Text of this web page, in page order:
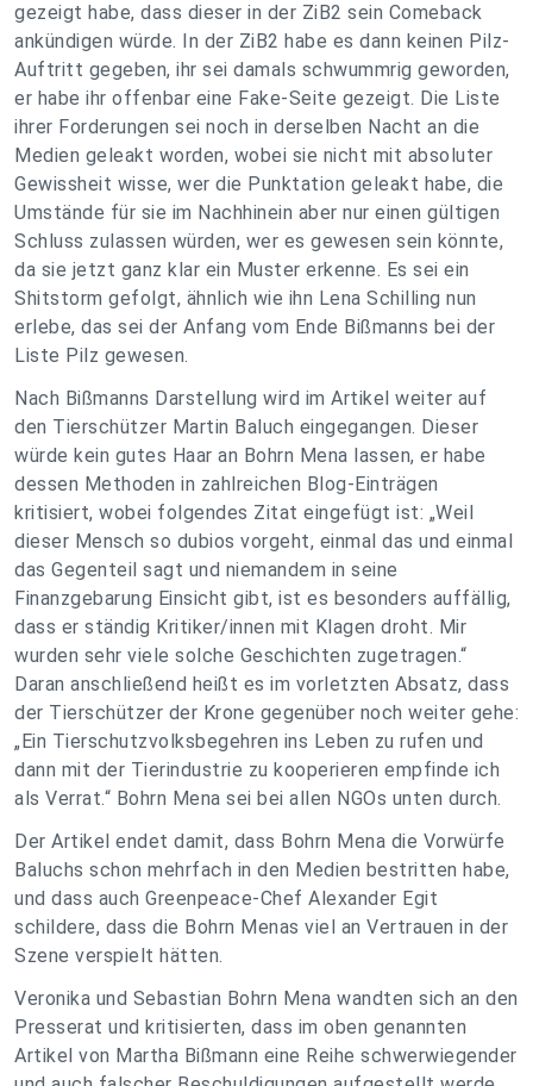
gezeigt habe, dass dieser in der ZiB2 sein Comeback
ankündigen würde. In der ZiB2 habe es dann keinen Pilz-
Auftritt gegeben, ihr sei damals schwummrig geworden,
er habe ihr offenbar eine Fake-Seite gezeigt. Die Liste
ihrer Forderungen sei noch in derselben Nacht an die
Medien geleakt worden, wobei sie nicht mit absoluter
Gewissheit wisse, wer die Punktation geleakt habe, die
Umstände für sie im Nachhinein aber nur einen gültigen
Schluss zulassen würden, wer es gewesen sein könnte,
da sie jetzt ganz klar ein Muster erkenne. Es sei ein
Shitstorm gefolgt, ähnlich wie ihn Lena Schilling nun
erlebe, das sei der Anfang vom Ende Bißmanns bei der
Liste Pilz gewesen.
Nach Bißmanns Darstellung wird im Artikel weiter auf
den Tierschützer Martin Baluch eingegangen. Dieser
würde kein gutes Haar an Bohrn Mena lassen, er habe
dessen Methoden in zahlreichen Blog-Einträgen
kritisiert, wobei folgendes Zitat eingefügt ist: „Weil
dieser Mensch so dubios vorgeht, einmal das und einmal
das Gegenteil sagt und niemandem in seine
Finanzgebarung Einsicht gibt, ist es besonders auffällig,
dass er ständig Kritiker/innen mit Klagen droht. Mir
wurden sehr viele solche Geschichten zugetragen.“
Daran anschließend heißt es im vorletzten Absatz, dass
der Tierschützer der Krone gegenüber noch weiter gehe:
„Ein Tierschutzvolksbegehren ins Leben zu rufen und
dann mit der Tierindustrie zu kooperieren empfinde ich
als Verrat.“ Bohrn Mena sei bei allen NGOs unten durch.
Der Artikel endet damit, dass Bohrn Mena die Vorwürfe
Baluchs schon mehrfach in den Medien bestritten habe,
und dass auch Greenpeace-Chef Alexander Egit
schildere, dass die Bohrn Menas viel an Vertrauen in der
Szene verspielt hätten.
Veronika und Sebastian Bohrn Mena wandten sich an den
Presserat und kritisierten, dass im oben genannten
Artikel von Martha Bißmann eine Reihe schwerwiegender